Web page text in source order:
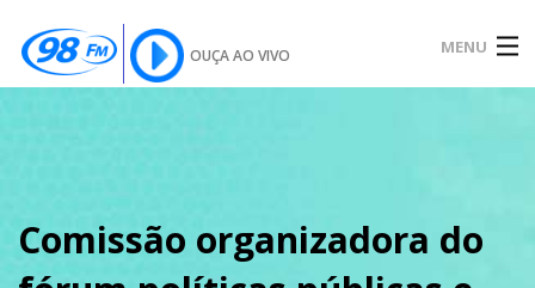
OUÇA AO VIVO MENU
SOBRE
Comissão organizadora do